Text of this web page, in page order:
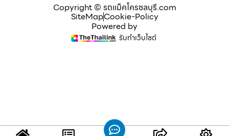
Copyright © รถแม็คโครชลบุรี.com
SiteMapCookie-Policy
Powered by
รับทำเว็บไซต์